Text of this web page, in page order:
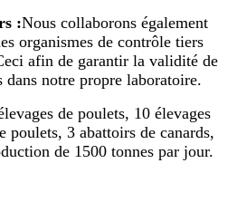
:Nous collaborons également
organismes de contrôle tiers
afin de garantir la validité de
dans notre propre laboratoire.
de poulets, 10 élevages
poulets, 3 abattoirs de canards,
de 1500 tonnes par jour.